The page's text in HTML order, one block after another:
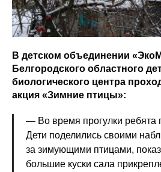
В детском объединении
Белгородского областного
биологического центра
акция «Зимние птицы»:
— Во время прогулки ребята
Дети поделились своими
за зимующими птицами,
большие куски сала